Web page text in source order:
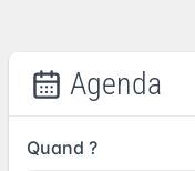
Agenda
Quand ?